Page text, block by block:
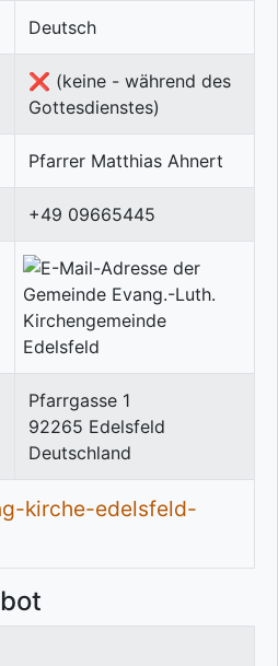
Deutsch
❌ (keine - während des
Gottesdienstes)
Pfarrer Matthias Ahnert
+49 09665445
Pfarrgasse 1
92265 Edelsfeld
Deutschland
kirche-edelsfeld-